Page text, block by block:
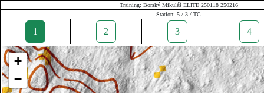
Training: Borský Mikuláš ELITE 250118 250216
Station: 5 / 3 / TC
1 2 3 4
+
−